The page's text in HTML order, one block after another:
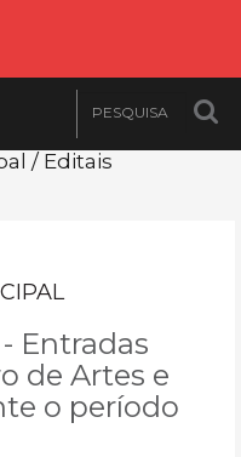
/ Editais
Entradas
de Artes e
o período